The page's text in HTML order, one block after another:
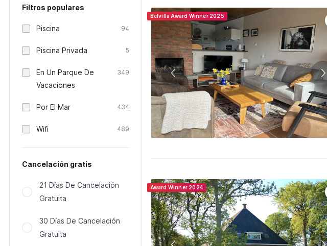
Filtros populares
Piscina 94
Piscina Privada 5
En Un Parque De
Vacaciones
349
Por El Mar 434
Wifi 489
Cancelación gratis
21 Días De Cancelación
Gratuita
30 Días De Cancelación
Gratuita
Belvilla Award Winner 2025
Award Winner 2024